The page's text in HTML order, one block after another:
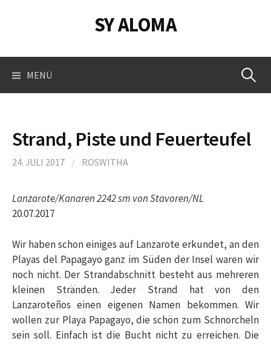
SY ALOMA
MENÜ Suchen
Strand, Piste und Feuerteufel
24. JULI 2017 / ROSWITHA
Lanzarote/Kanaren 2242 sm von Stavoren/NL
20.07.2017
Wir haben schon einiges auf Lanzarote erkundet, an den
Playas del Papagayo ganz im Süden der Insel waren wir
noch nicht. Der Strandabschnitt besteht aus mehreren
kleinen Stränden. Jeder Strand hat von den
Lanzaroteños einen eigenen Namen bekommen. Wir
wollen zur Playa Papagayo, die schön zum Schnorcheln
sein soll. Einfach ist die Bucht nicht zu erreichen. Die